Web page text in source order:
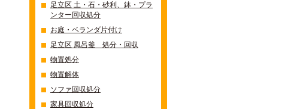
足立区 土・石・砂利、鉢・プラ
ンター回収処分
お庭・ベランダ片付け
足立区 風呂釜 処分・回収
物置処分
物置解体
ソファ回収処分
家具回収処分